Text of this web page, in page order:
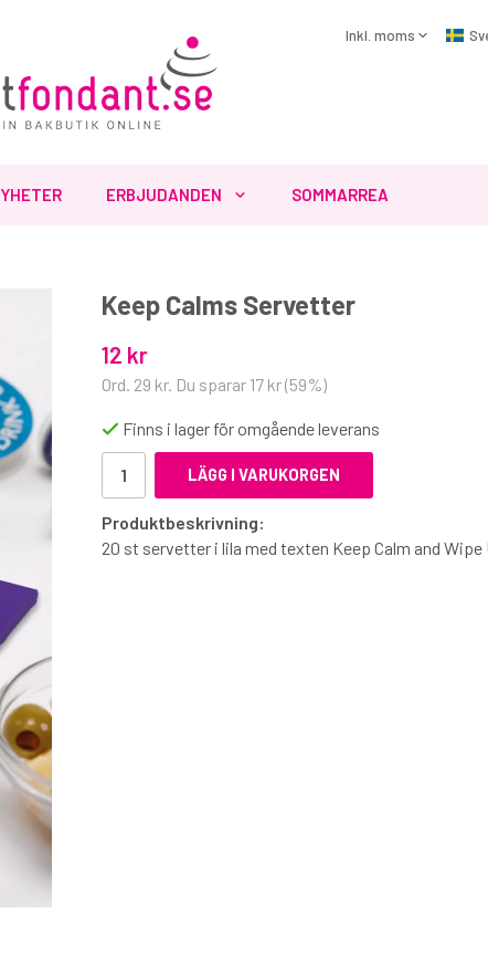
ERBJUDANDEN SOMMARREA
du inte vill missa
Keep Calms Servetter
12 kr
Ord. 29 kr. Du sparar 17 kr(59%)
Finns i lager för omgående leverans
LÄGG I VARUKORGEN
Produktbeskrivning:
20 st servetter i lila med texten Keep Calm and Wipe